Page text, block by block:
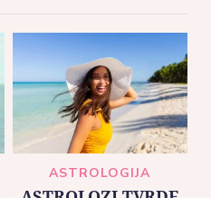
ASTROLOGIJA